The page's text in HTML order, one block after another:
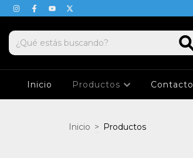
Inicio Productos Contacto
Inicio > Productos